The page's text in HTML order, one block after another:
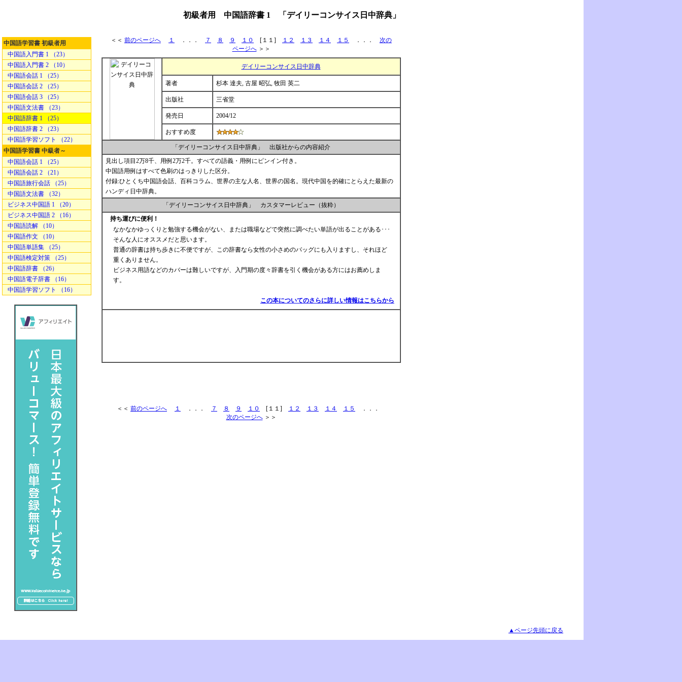
初級者用 中国語辞書 1 「デイリーコンサイス日中辞典」
中国語学習書 初級者用
中国語入門書 1 （23）
中国語入門書 2 （10）
中国語会話 1 （25）
中国語会話 2 （25）
中国語会話 3 （25）
中国語文法書 （23）
中国語辞書 1 （25）
中国語辞書 2 （23）
中国語学習ソフト （22）
中国語学習書 中級者～
中国語会話 1 （25）
中国語会話 2 （21）
中国語旅行会話 （25）
中国語文法書 （32）
ビジネス中国語 1 （20）
ビジネス中国語 2 （16）
中国語読解 （10）
中国語作文 （10）
中国語単語集 （25）
中国語検定対策 （25）
中国語辞書 （26）
中国語電子辞書 （16）
中国語学習ソフト （16）
＜＜ 前のページへ １ ．．． ７ ８ ９ １０ [１１] １２ １３ １４ １５ ．．． 次の
ページへ＞＞
デイリーコンサイス日中辞典
著者 杉本 達夫, 古屋 昭弘, 牧田 英二
出版社 三省堂
発売日 2004/12
おすすめ度
「デイリーコンサイス日中辞典」 出版社からの内容紹介
見出し項目2万8千、用例2万2千。すべての語義・用例にピンイン付き。
中国語用例はすべて色刷のはっきりした区分。
付録:ひとくち中国語会話、百科コラム、世界の主な人名、世界の国名。現代中国を的確にとらえた最新の
ハンディ日中辞典。
「デイリーコンサイス日中辞典」 カスタマーレビュー（抜粋）
持ち運びに便利！
なかなかゆっくりと勉強する機会がない、または職場などで突然に調べたい単語が出ることがある･･･
そんな人にオススメだと思います。
普通の辞書は持ち歩きに不便ですが、この辞書なら女性の小さめのバッグにも入りますし、それほど
重くありません。
ビジネス用語などのカバーは難しいですが、入門期の度々辞書を引く機会がある方にはお薦めしま
す。
この本についてのさらに詳しい情報はこちらから
＜＜ 前のページへ １ ．．． ７ ８ ９ １０ [１１] １２ １３ １４ １５
．．．
次のページへ＞＞
▲ページ先頭に戻る